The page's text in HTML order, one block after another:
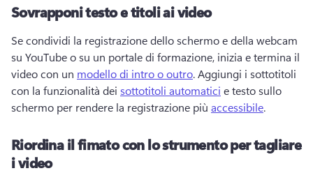
Sovrapponi testo e titoli ai video
Se condividi la registrazione dello schermo e della webcam
su YouTube o su un portale di formazione, inizia e termina il
video con un modello di intro o outro. Aggiungi i sottotitoli
con la funzionalità dei sottotitoli automatici e testo sullo
schermo per rendere la registrazione più accessibile.
Riordina il fimato con lo strumento per tagliare
i video